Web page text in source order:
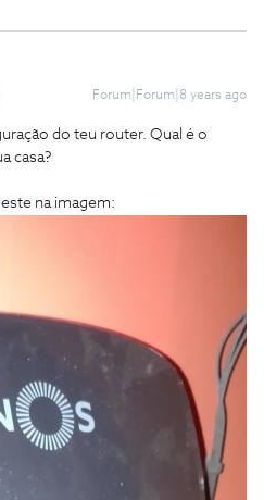
Forum|Forum|8 years ago
do teu router. Qual é o
casa?
na imagem: